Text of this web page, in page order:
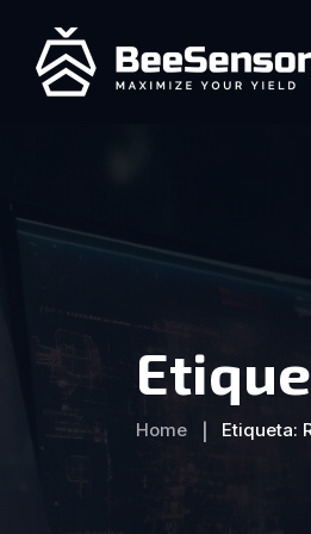
Home Etiqueta: